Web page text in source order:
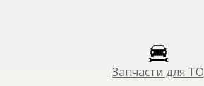
Запчасти для ТО